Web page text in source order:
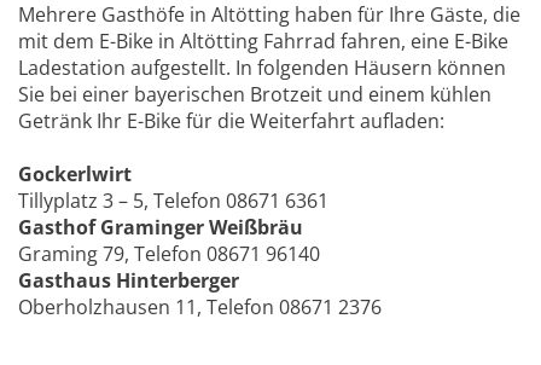
Mehrere Gasthöfe in Altötting haben für Ihre Gäste, die
mit dem E-Bike in Altötting Fahrrad fahren, eine E-Bike
Ladestation aufgestellt. In folgenden Häusern können
Sie bei einer bayerischen Brotzeit und einem kühlen
Getränk Ihr E-Bike für die Weiterfahrt aufladen:
Gockerlwirt
Tillyplatz 3 – 5, Telefon 08671 6361
Gasthof Graminger Weißbräu
Graming 79, Telefon 08671 96140
Gasthaus Hinterberger
Oberholzhausen 11, Telefon 08671 2376